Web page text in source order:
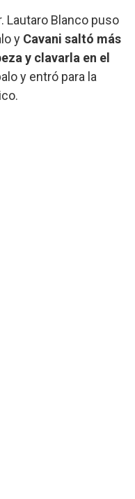
Lautaro Blanco puso
y Cavani saltó más
y clavarla en el
y entró para la